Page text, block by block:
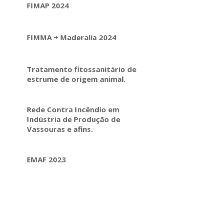
FIMAP 2024
FIMMA + Maderalia 2024
Tratamento fitossanitário de
estrume de origem animal.
Rede Contra Incêndio em
Indústria de Produção de
Vassouras e afins.
EMAF 2023